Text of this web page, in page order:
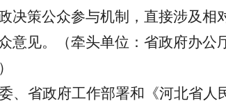
决策公众参与机制，直接涉及相
意见。（牵头单位：省政府办公
、省政府工作部署和《河北省